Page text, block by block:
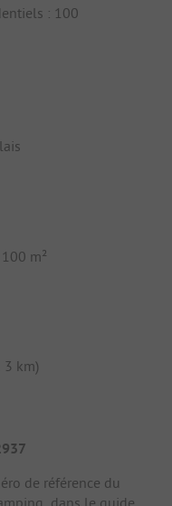
: 100
m²
km)
de référence du